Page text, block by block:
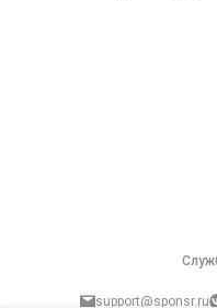
support@sponsr.ru